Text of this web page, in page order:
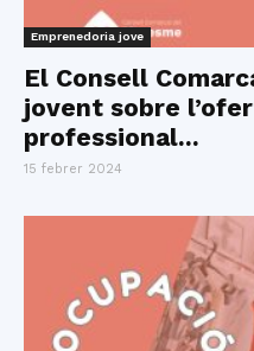
Emprenedoria jove
El Consell
jovent sobre
professional...
15 febrer 2024